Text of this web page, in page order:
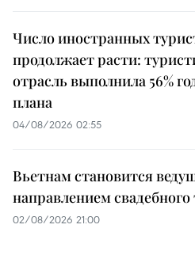
Число иностранных
продолжает расти:
отрасль выполнила 56%
плана
04/08/2026 02:55
Вьетнам становится
направлением свадебного
02/08/2026 21:00